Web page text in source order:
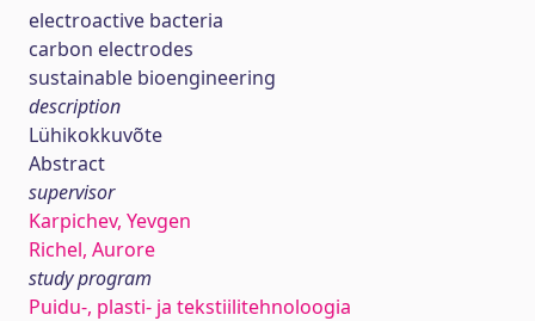
electroactive bacteria
carbon electrodes
sustainable bioengineering
description
Lühikokkuvõte
Abstract
supervisor
Karpichev, Yevgen
Richel, Aurore
study program
Puidu-, plasti- ja tekstiilitehnoloogia